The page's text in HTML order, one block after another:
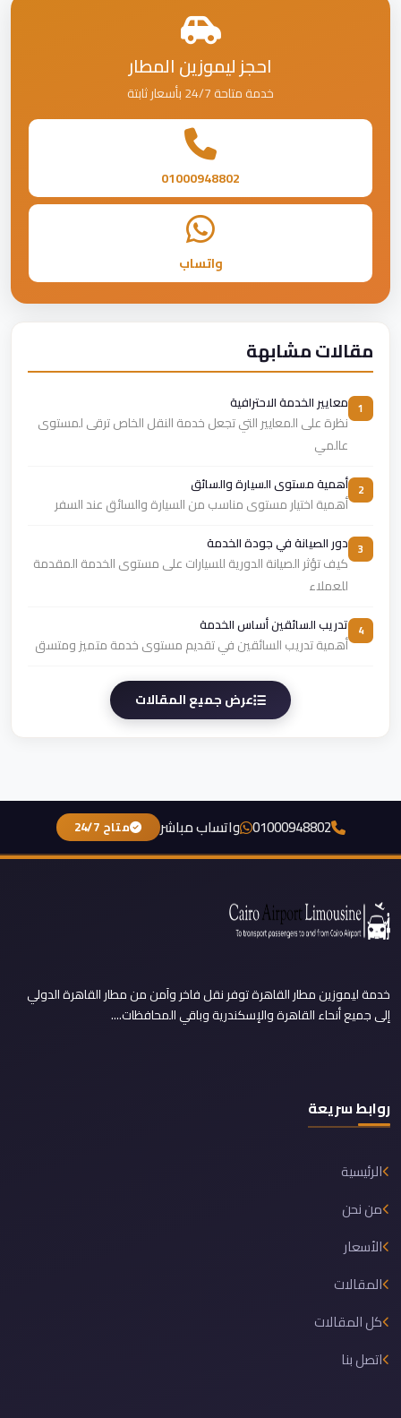
احجز ليموزين المطار
خدمة متاحة 24/7 بأسعار ثابتة
01000948802
واتساب
مقالات مشابهة
معايير الخدمة الاحترافية
نظرة على المعايير التي تجعل خدمة النقل الخاص ترقى لمستوى
عالمي
أهمية مستوى السيارة والسائق
أهمية اختيار مستوى مناسب من السيارة والسائق عند السفر
دور الصيانة في جودة الخدمة
كيف تؤثر الصيانة الدورية للسيارات على مستوى الخدمة المقدمة
للعملاء
تدريب السائقين أساس الخدمة
أهمية تدريب السائقين في تقديم مستوى خدمة متميز ومتسق
عرض جميع المقالات
01000948802 واتساب مباشر متاح 24/7
خدمة ليموزين مطار القاهرة توفر نقل فاخر وآمن من مطار القاهرة الدولي
إلى جميع أنحاء القاهرة والإسكندرية وباقي المحافظات....
روابط سريعة
الرئيسية
من نحن
الأسعار
المقالات
كل المقالات
اتصل بنا